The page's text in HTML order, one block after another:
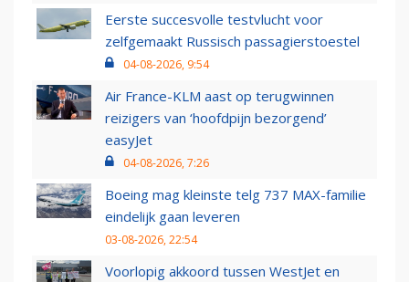
Eerste succesvolle testvlucht voor
zelfgemaakt Russisch passagierstoestel
04-08-2026, 9:54
Air France-KLM aast op terugwinnen
reizigers van ‘hoofdpijn bezorgend’
easyJet
04-08-2026, 7:26
Boeing mag kleinste telg 737 MAX-familie
eindelijk gaan leveren
03-08-2026, 22:54
Voorlopig akkoord tussen WestJet en